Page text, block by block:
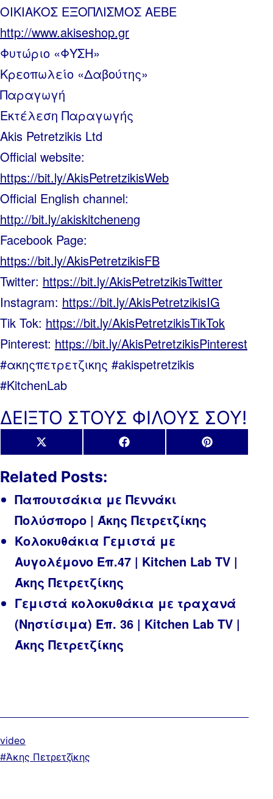
ΟΙΚΙΑΚΟΣ ΕΞΟΠΛΙΣΜΟΣ ΑΕΒΕ
http://www.akiseshop.gr
Φυτώριο «ΦΥΣΗ»
Κρεοπωλείο «Δαβούτης»
Παραγωγή
Εκτέλεση Παραγωγής
Akis Petretzikis Ltd
Official website:
https://bit.ly/AkisPetretzikisWeb
Official English channel:
http://bit.ly/akiskitcheneng
Facebook Page:
https://bit.ly/AkisPetretzikisFB
Twitter: https://bit.ly/AkisPetretzikisTwitter
Instagram: https://bit.ly/AkisPetretzikisIG
Tik Tok: https://bit.ly/AkisPetretzikisTikTok
Pinterest: https://bit.ly/AkisPetretzikisPinterest
#ακηςπετρετζικης #akispetretzikis
#KitchenLab
ΔΕΙΞΤΟ ΣΤΟΥΣ ΦΙΛΟΥΣ ΣΟΥ!
Share
on
X
(Twitter)
Share
on
Facebook
Share
on
Pinterest
Related Posts:
Παπουτσάκια με Πεννάκι
Πολύσπορο | Άκης Πετρετζίκης
Κολοκυθάκια Γεμιστά με
Αυγολέμονο Επ.47 | Kitchen Lab TV |
Άκης Πετρετζίκης
Γεμιστά κολοκυθάκια με τραχανά
(Νηστίσιμα) Επ. 36 | Kitchen Lab TV |
Άκης Πετρετζίκης
Κατηγοριοποιημένα
ως
video
ΜεΆκης Πετρετζίκης